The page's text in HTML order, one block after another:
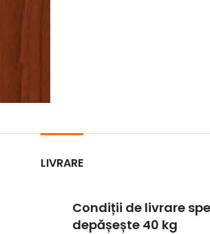
LIVRARE
Condiții de livrare
depășește 40 kg